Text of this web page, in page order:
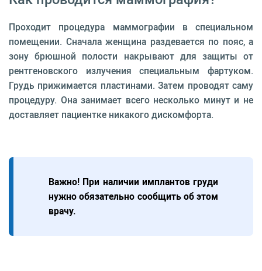
Проходит процедура маммографии в специальном
помещении. Сначала женщина раздевается по пояс, а
зону брюшной полости накрывают для защиты от
рентгеновского излучения специальным фартуком.
Грудь прижимается пластинами. Затем проводят саму
процедуру. Она занимает всего несколько минут и не
доставляет пациентке никакого дискомфорта.
Важно! При наличии имплантов груди
нужно обязательно сообщить об этом
врачу.